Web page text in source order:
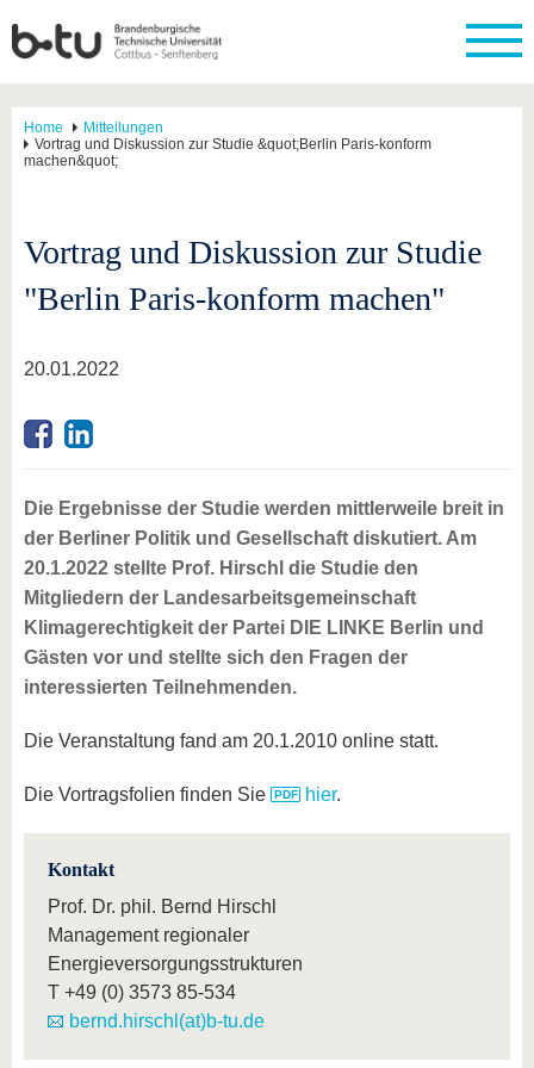
Home
Mitteilungen
Vortrag und Diskussion zur Studie &quot;Berlin Paris-konform
machen&quot;
Vortrag und Diskussion zur Studie
"Berlin Paris-konform machen"
20.01.2022
Die Ergebnisse der Studie werden mittlerweile breit in
der Berliner Politik und Gesellschaft diskutiert. Am
20.1.2022 stellte Prof. Hirschl die Studie den
Mitgliedern der Landesarbeitsgemeinschaft
Klimagerechtigkeit der Partei DIE LINKE Berlin und
Gästen vor und stellte sich den Fragen der
interessierten Teilnehmenden.
Die Veranstaltung fand am 20.1.2010 online statt.
Die Vortragsfolien finden Sie hier.
Kontakt
Prof. Dr. phil. Bernd Hirschl
Management regionaler
Energieversorgungsstrukturen
T +49 (0) 3573 85-534
bernd.hirschl(at)b-tu.de